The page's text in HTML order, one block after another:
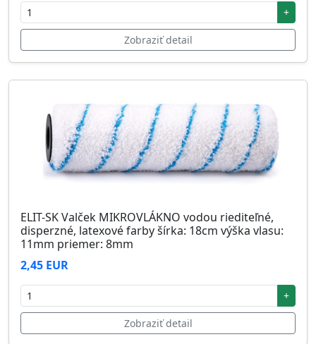
+
Zobraziť detail
ELIT-SK Valček MIKROVLÁKNO vodou riediteľné,
disperzné, latexové farby šírka: 18cm výška vlasu:
11mm priemer: 8mm
2,45 EUR
+
Zobraziť detail